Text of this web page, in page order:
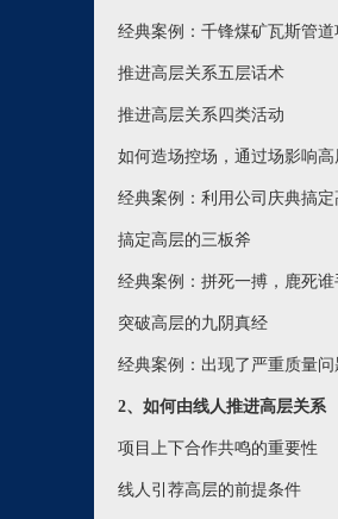
经典案例：千锋煤矿瓦斯管
推进高层关系五层话术
推进高层关系四类活动
如何造场控场，通过场影响高
经典案例：利用公司庆典搞定
搞定高层的三板斧
经典案例：拼死一搏，鹿死
突破高层的九阴真经
经典案例：出现了严重质量
2、如何由线人推进高层关系
项目上下合作共鸣的重要性
线人引荐高层的前提条件